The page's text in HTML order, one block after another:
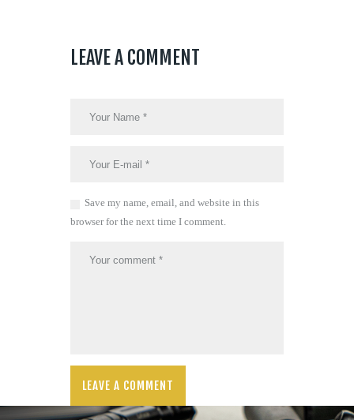
LEAVE A COMMENT
Save my name, email, and website in this
browser for the next time I comment.